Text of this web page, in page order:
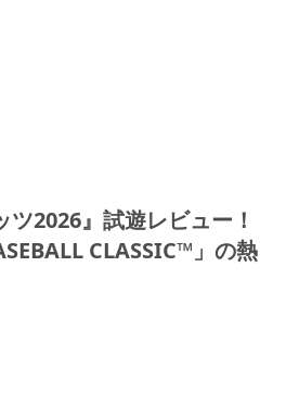
ツ2026』試遊レビュー！
CLASSIC™」の熱